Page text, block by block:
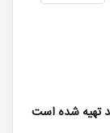
تهیه شده است